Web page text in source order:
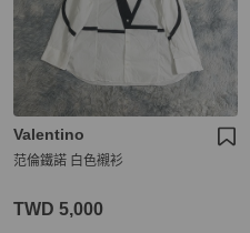
Valentino
范倫鐵諾 白色襯衫
TWD 5,000